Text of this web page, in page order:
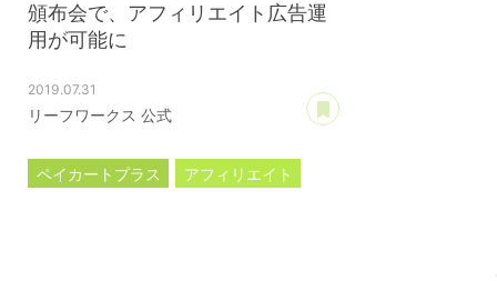
頒布会で、アフィリエイト広告運
用が可能に
2019.07.31
リーフワークス 公式
ペイカートプラス
アフィリエイト